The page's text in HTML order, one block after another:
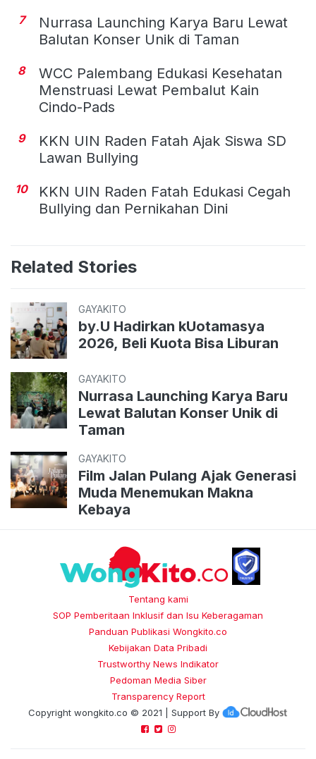
7
Nurrasa Launching Karya Baru Lewat
Balutan Konser Unik di Taman
8
WCC Palembang Edukasi Kesehatan
Menstruasi Lewat Pembalut Kain
Cindo-Pads
9
KKN UIN Raden Fatah Ajak Siswa SD
Lawan Bullying
10
KKN UIN Raden Fatah Edukasi Cegah
Bullying dan Pernikahan Dini
Related Stories
GAYAKITO
by.U Hadirkan kUotamasya
2026, Beli Kuota Bisa Liburan
GAYAKITO
Nurrasa Launching Karya Baru
Lewat Balutan Konser Unik di
Taman
GAYAKITO
Film Jalan Pulang Ajak Generasi
Muda Menemukan Makna
Kebaya
Tentang kami
SOP Pemberitaan Inklusif dan Isu Keberagaman
Panduan Publikasi Wongkito.co
Kebijakan Data Pribadi
Trustworthy News Indikator
Pedoman Media Siber
Transparency Report
Copyright wongkito.co © 2021 | Support By